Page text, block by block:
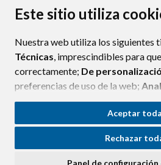
Este sitio utiliza
Nuestra web utiliza los siguientes
Técnicas, imprescindibles para
correctamente; De
preferencias de uso de la web;
funcionamiento de la web y sus
Si acepta pulsando el botón
consideramos que acepta su uso.
Aceptar
Rechazar
Panel de
PROTECCIÓN DE DATOS
POLÍTICA DE